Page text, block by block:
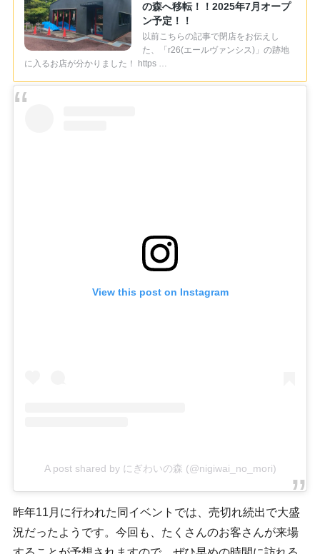
の森へ移転！！2025年7月オープ
ン予定！！
以前こちらの記事で閉店をお伝えし
た、「r26(エールヴァンシス)」の跡地
に入るお店が分かりました！ https …
View this post on Instagram
A post shared by にぎわいの森 (@nigiwai_no_mori)
昨年11月に行われた同イベントでは、売切れ続出で大盛
況だったようです。今回も、たくさんのお客さんが来場